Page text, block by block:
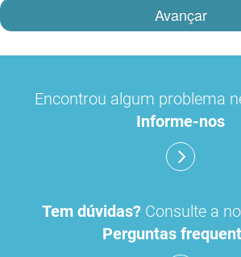
Avançar
Encontrou algum problema
Informe-nos
Tem dúvidas? Consulte a
Perguntas